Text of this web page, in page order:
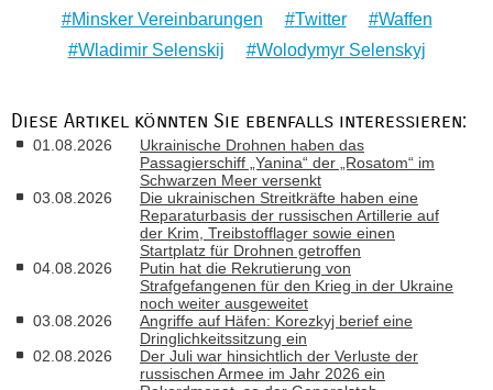
Minsker Vereinbarungen
Twitter
Waffen
Wladimir Selenskij
Wolodymyr Selenskyj
Diese Artikel könnten Sie ebenfalls interessieren:
01.08.2026
Ukrainische Drohnen haben das
Passagierschiff „Yanina“ der „Rosatom“ im
Schwarzen Meer versenkt
03.08.2026
Die ukrainischen Streitkräfte haben eine
Reparaturbasis der russischen Artillerie auf
der Krim, Treibstofflager sowie einen
Startplatz für Drohnen getroffen
04.08.2026
Putin hat die Rekrutierung von
Strafgefangenen für den Krieg in der Ukraine
noch weiter ausgeweitet
03.08.2026
Angriffe auf Häfen: Korezkyj berief eine
Dringlichkeitssitzung ein
02.08.2026
Der Juli war hinsichtlich der Verluste der
russischen Armee im Jahr 2026 ein